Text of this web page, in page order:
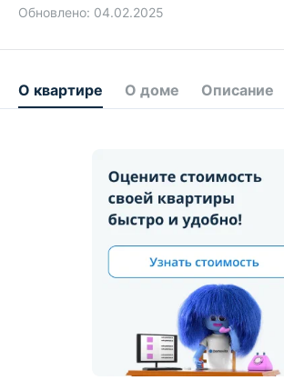
Обновлено: 04.02.2025
О квартире О доме Описание